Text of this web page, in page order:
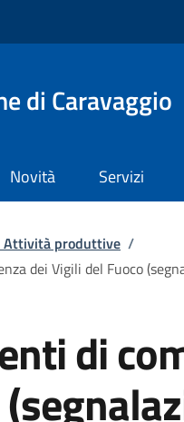
di Caravaggio
Novità Servizi
Attività produttive /
dei Vigili del Fuoco
di